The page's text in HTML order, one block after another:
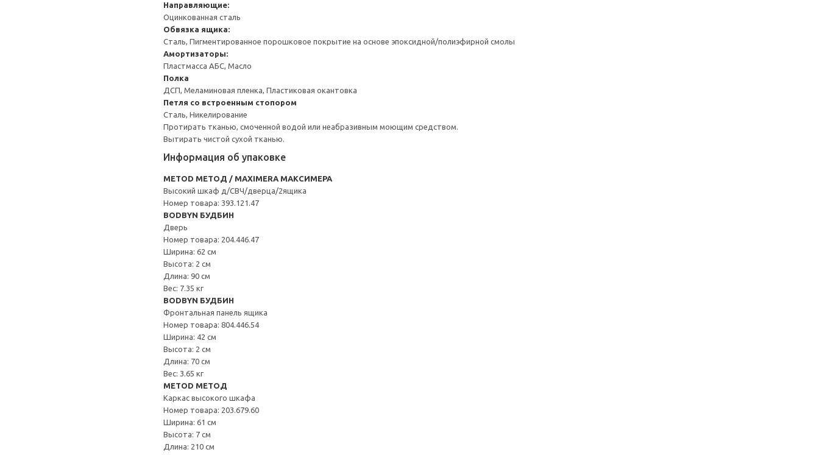
Направляющие:
Оцинкованная сталь
Обвязка ящика:
Сталь, Пигментированное порошковое покрытие на основе эпоксидной/полиэфирной смолы
Амортизаторы:
Пластмасса АБС, Масло
Полка
ДСП, Меламиновая пленка, Пластиковая окантовка
Петля со встроенным стопором
Сталь, Никелирование
Протирать тканью, смоченной водой или неабразивным моющим средством.
Вытирать чистой сухой тканью.
Информация об упаковке
METOD МЕТОД / MAXIMERA МАКСИМЕРА
Высокий шкаф д/СВЧ/дверца/2ящика
Номер товара: 393.121.47
BODBYN БУДБИН
Дверь
Номер товара: 204.446.47
Ширина: 62 см
Высота: 2 см
Длина: 90 см
Вес: 7.35 кг
BODBYN БУДБИН
Фронтальная панель ящика
Номер товара: 804.446.54
Ширина: 42 см
Высота: 2 см
Длина: 70 см
Вес: 3.65 кг
METOD МЕТОД
Каркас высокого шкафа
Номер товара: 203.679.60
Ширина: 61 см
Высота: 7 см
Длина: 210 см